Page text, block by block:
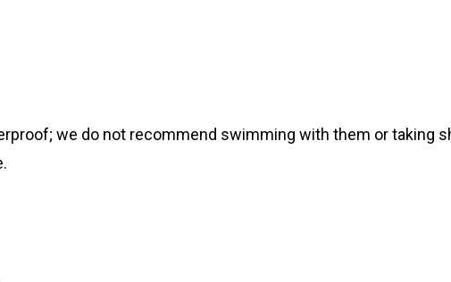
we do not recommend swimming with them or taking